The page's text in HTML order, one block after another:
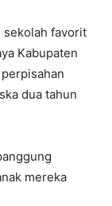
favorit
Kabupaten
dua tahun
mereka